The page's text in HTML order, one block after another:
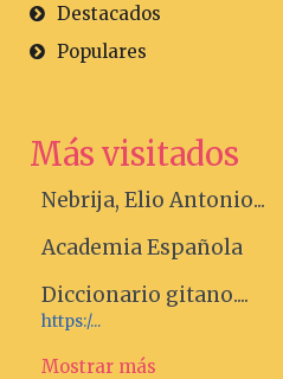
Destacados
Populares
Más visitados
Nebrija, Elio Antonio...
Academia Española
Diccionario gitano....
https:/...
Mostrar más